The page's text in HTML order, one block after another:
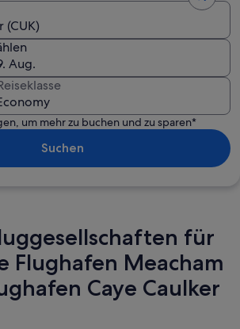
(CUK)
Aug.
um mehr zu buchen und zu sparen*
Suchen
für
Flughafen Meacham
Caye Caulker